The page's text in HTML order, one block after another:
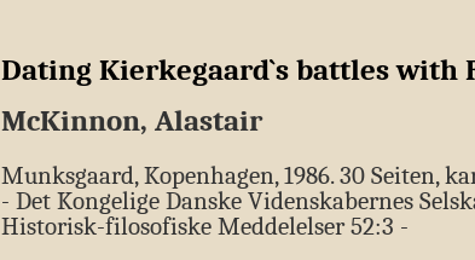
Dating Kierkegaard`s battles with
McKinnon, Alastair
Munksgaard, Kopenhagen, 1986. 30 Seiten,
- Det Kongelige Danske Videnskabernes
Historisk-filosofiske Meddelelser 52:3 -